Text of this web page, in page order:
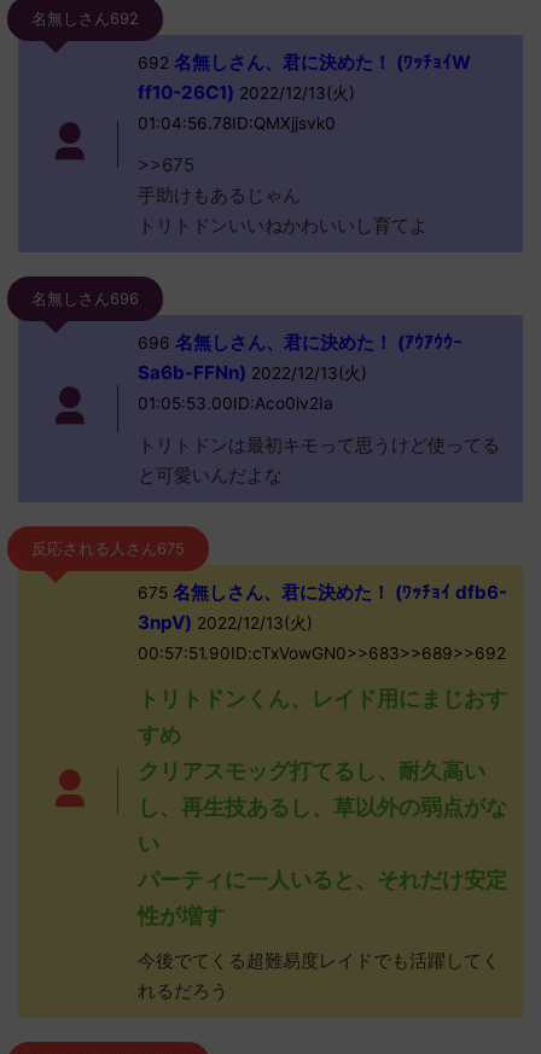
名無しさん692
692 名無しさん、君に決めた！ (ﾜｯﾁｮｲW
ff10-26C1) 2022/12/13(火)
01:04:56.78ID:QMXjjsvk0
>>675
手助けもあるじゃん
トリトドンいいねかわいいし育てよ
名無しさん696
696 名無しさん、君に決めた！ (ｱｳｱｳｳｰ
Sa6b-FFNn) 2022/12/13(火)
01:05:53.00ID:Aco0iv2Ia
トリトドンは最初キモって思うけど使ってる
と可愛いんだよな
反応される人さん675
675名無しさん、君に決めた！ (ﾜｯﾁｮｲ dfb6-
3npV) 2022/12/13(火)
00:57:51.90ID:cTxVowGN0>>683>>689>>692
トリトドンくん、レイド用にまじおす
すめ
クリアスモッグ打てるし、耐久高い
し、再生技あるし、草以外の弱点がな
い
パーティに一人いると、それだけ安定
性が増す
今後でてくる超難易度レイドでも活躍してく
れるだろう